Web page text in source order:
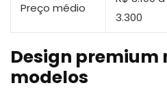
Preço médio
3.300
Design premium
modelos